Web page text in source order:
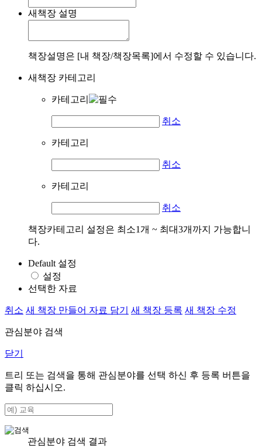
새책장 설명
책장설명은 [내 책장/책장목록]에서 수정할 수 있습니다.
새책장 카테고리
카테고리
취소
카테고리
취소
카테고리
취소
책장카테고리 설정은 최소1개 ~ 최대3개까지 가능합니
다.
Default 설정
설정
선택한 자료
취소 새 책장 만들어 자료 담기 새 책장 등록 새 책장 수정
관심분야 검색
닫기
트리 또는 검색을 통해 관심분야를 선택 하신 후 등록 버튼을
클릭 하십시오.
관심분야 검색 결과